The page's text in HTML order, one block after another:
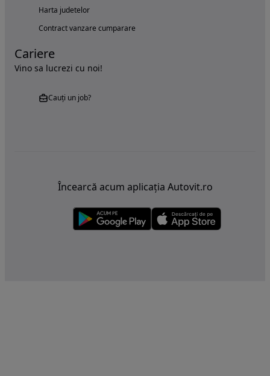
Harta judetelor
Contract vanzare cumparare
Cariere
Vino sa lucrezi cu noi!
Cauți un job?
Încearcă acum aplicația Autovit.ro